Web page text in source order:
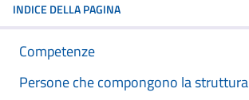
INDICE DELLA PAGINA
Competenze
Persone che compongono la struttura